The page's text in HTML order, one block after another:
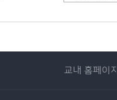
교내 홈페이지